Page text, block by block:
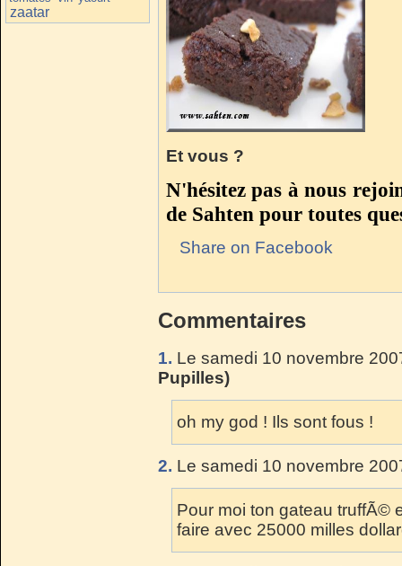
zaatar
Et vous ?
N'hésitez pas à nous
de Sahten pour toutes
Share on Facebook
Commentaires
1. Le samedi 10 novembre
Pupilles)
oh my god ! Ils sont fous !
2. Le samedi 10 novembre
Pour moi ton gateau truffÃ©
faire avec 25000 milles